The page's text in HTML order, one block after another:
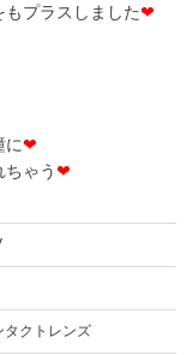
プラスしました❤
に❤
ゃう❤
タクトレンズ